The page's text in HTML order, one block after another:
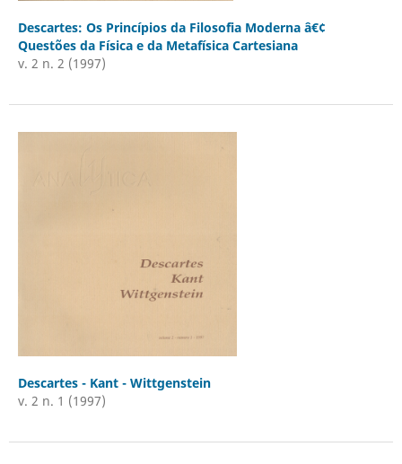
Descartes: Os Princípios da Filosofia Moderna â€¢
Questões da Física e da Metafísica Cartesiana
v. 2 n. 2 (1997)
Descartes - Kant - Wittgenstein
v. 2 n. 1 (1997)